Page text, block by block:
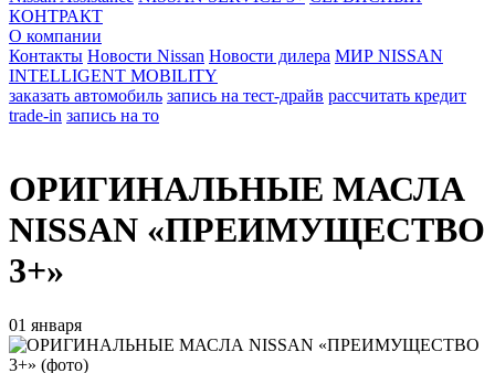
КОНТРАКТ
О компании
Контакты Новости Nissan Новости дилера МИР NISSAN
INTELLIGENT MOBILITY
заказать автомобиль запись на тест-драйв рассчитать кредит
trade-in запись на то
ОРИГИНАЛЬНЫЕ МАСЛА
NISSAN «ПРЕИМУЩЕСТВО
3+»
01 января